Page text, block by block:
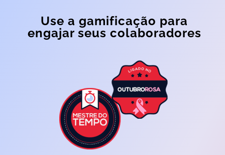
Use a gamificação para
engajar seus colaboradores